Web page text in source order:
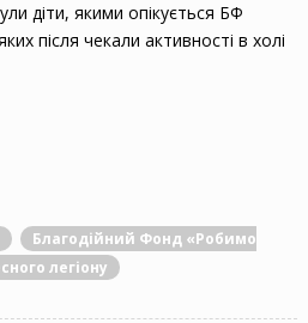
діти, якими опікується БФ
після чекали активності в холі
Благодійний Фонд «Робимо
легіону